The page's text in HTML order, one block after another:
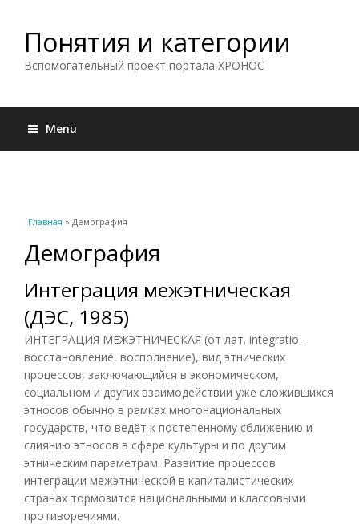
Понятия и категории
Вспомогательный проект портала ХРОНОС
Menu
Вы здесь
Главная » Демография
Демография
Интеграция межэтническая
(ДЭС, 1985)
ИНТЕГРАЦИЯ МЕЖЭТНИЧЕСКАЯ (от лат. integratio -
восстановление, восполнение), вид этнических
процессов, заключающийся в экономическом,
социальном и других взаимодействии уже сложившихся
этносов обычно в рамках многонациональных
государств, что ведёт к постепенному сближению и
слиянию этносов в сфере культуры и по другим
этническим параметрам. Развитие процессов
интеграции межэтнической в капиталистических
странах тормозится национальными и классовыми
противоречиями.